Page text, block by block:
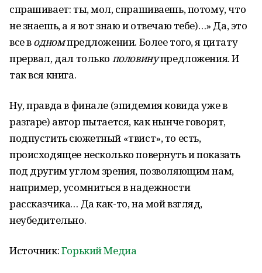
спрашивает: ты, мол, спрашиваешь, потому, что
не знаешь, а я вот знаю и отвечаю тебе)…» Да, это
все водномпредложении. Более того, я цитату
прервал, дал только половинупредложения. И
так вся книга.
Ну, правда в финале (эпидемия ковида уже в
разгаре) автор пытается, как нынче говорят,
подпустить сюжетный «твист», то есть,
происходящее несколько повернуть и показать
под другим углом зрения, позволяющим нам,
например, усомниться в надежности
рассказчика… Да как-то, на мой взгляд,
неубедительно.
Источник:Горький Медиа